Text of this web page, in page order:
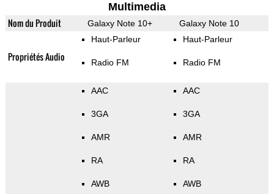
Multimedia
Nom du Produit Galaxy Note 10+ Galaxy Note 10
Propriétés Audio
Haut-Parleur
Radio FM
Haut-Parleur
Radio FM
AAC
3GA
AMR
RA
AWB
AAC
3GA
AMR
RA
AWB